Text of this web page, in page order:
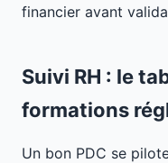
financier avant
Suivi RH : le
formations
Un bon PDC se